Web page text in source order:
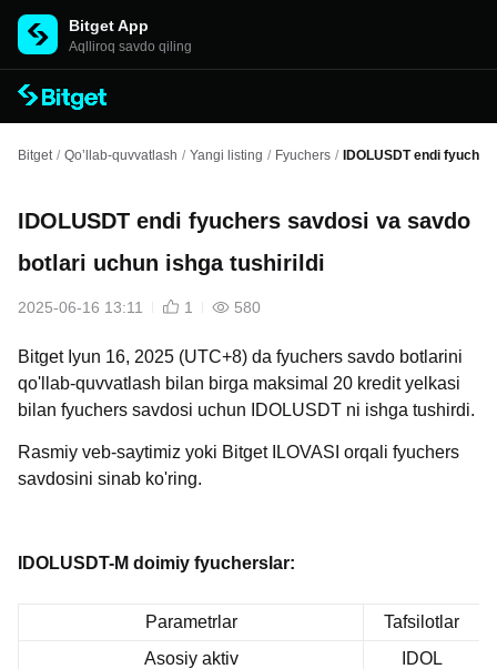
Bitget App
Aqlliroq savdo qiling
Bitget / Qo’llab-quvvatlash / Yangi listing / Fyuchers / IDOLUSDT endi
IDOLUSDT endi fyuchers savdosi va savdo
botlari uchun ishga tushirildi
2025-06-16 13:11 1 580
Bitget Iyun 16, 2025 (UTC+8) da fyuchers savdo botlarini
qo'llab-quvvatlash bilan birga maksimal 20 kredit yelkasi
bilan fyuchers savdosi uchun IDOLUSDT ni ishga tushirdi.
Rasmiy veb-saytimiz yoki Bitget ILOVASI orqali fyuchers
savdosini sinab ko'ring.
IDOLUSDT-M doimiy fyucherslar:
Parametrlar
Tafsilotlar
Asosiy aktiv
IDOL